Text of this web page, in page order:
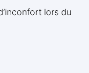
lors du